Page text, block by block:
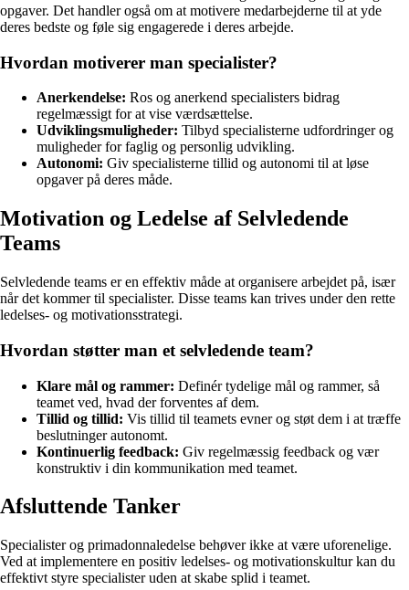
opgaver. Det handler også om at motivere medarbejderne til at yde
deres bedste og føle sig engagerede i deres arbejde.
Hvordan motiverer man specialister?
Anerkendelse: Ros og anerkend specialisters bidrag
regelmæssigt for at vise værdsættelse.
Udviklingsmuligheder: Tilbyd specialisterne udfordringer og
muligheder for faglig og personlig udvikling.
Autonomi: Giv specialisterne tillid og autonomi til at løse
opgaver på deres måde.
Motivation og Ledelse af Selvledende
Teams
Selvledende teams er en effektiv måde at organisere arbejdet på, især
når det kommer til specialister. Disse teams kan trives under den rette
ledelses- og motivationsstrategi.
Hvordan støtter man et selvledende team?
Klare mål og rammer: Definér tydelige mål og rammer, så
teamet ved, hvad der forventes af dem.
Tillid og tillid: Vis tillid til teamets evner og støt dem i at træffe
beslutninger autonomt.
Kontinuerlig feedback: Giv regelmæssig feedback og vær
konstruktiv i din kommunikation med teamet.
Afsluttende Tanker
Specialister og primadonnaledelse behøver ikke at være uforenelige.
Ved at implementere en positiv ledelses- og motivationskultur kan du
effektivt styre specialister uden at skabe splid i teamet.